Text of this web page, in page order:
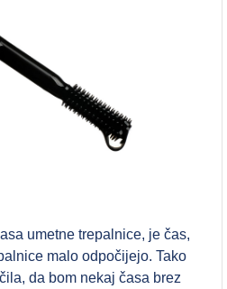
umetne trepalnice, je čas,
malo odpočijejo. Tako
da bom nekaj časa brez